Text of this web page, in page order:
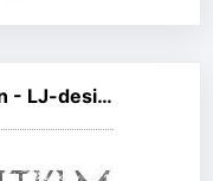
Paralyzed Sky and Moon - LJ-design Studios Grunge